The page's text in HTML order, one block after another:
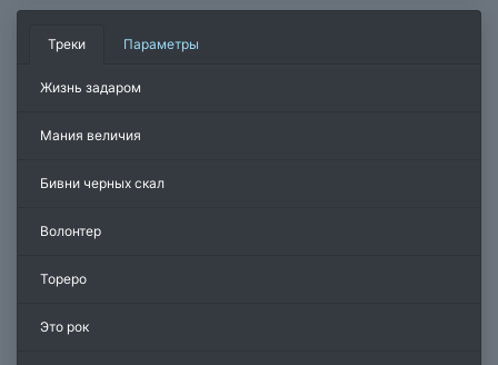
Треки Параметры
Жизнь задаром
Мания величия
Бивни черных скал
Волонтер
Тореро
Это рок